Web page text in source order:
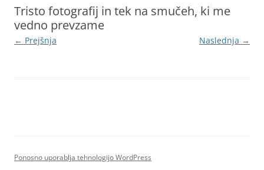
Tristo fotografij in tek na smučeh, ki me
vedno prevzame
← Prejšnja Naslednja →
Ponosno uporablja tehnologijo WordPress